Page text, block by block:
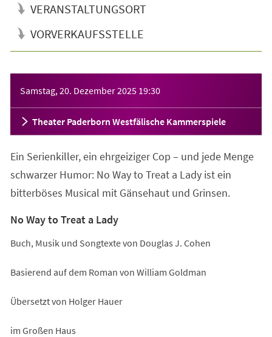
VERANSTALTUNGSORT
VORVERKAUFSSTELLE
Samstag, 20. Dezember 2025 19:30
Theater Paderborn Westfälische Kammerspiele
Ein Serienkiller, ein ehrgeiziger Cop – und jede Menge
schwarzer Humor: No Way to Treat a Lady ist ein
bitterböses Musical mit Gänsehaut und Grinsen.
No Way to Treat a Lady
Buch, Musik und Songtexte von Douglas J. Cohen
Basierend auf dem Roman von William Goldman
Übersetzt von Holger Hauer
im Großen Haus